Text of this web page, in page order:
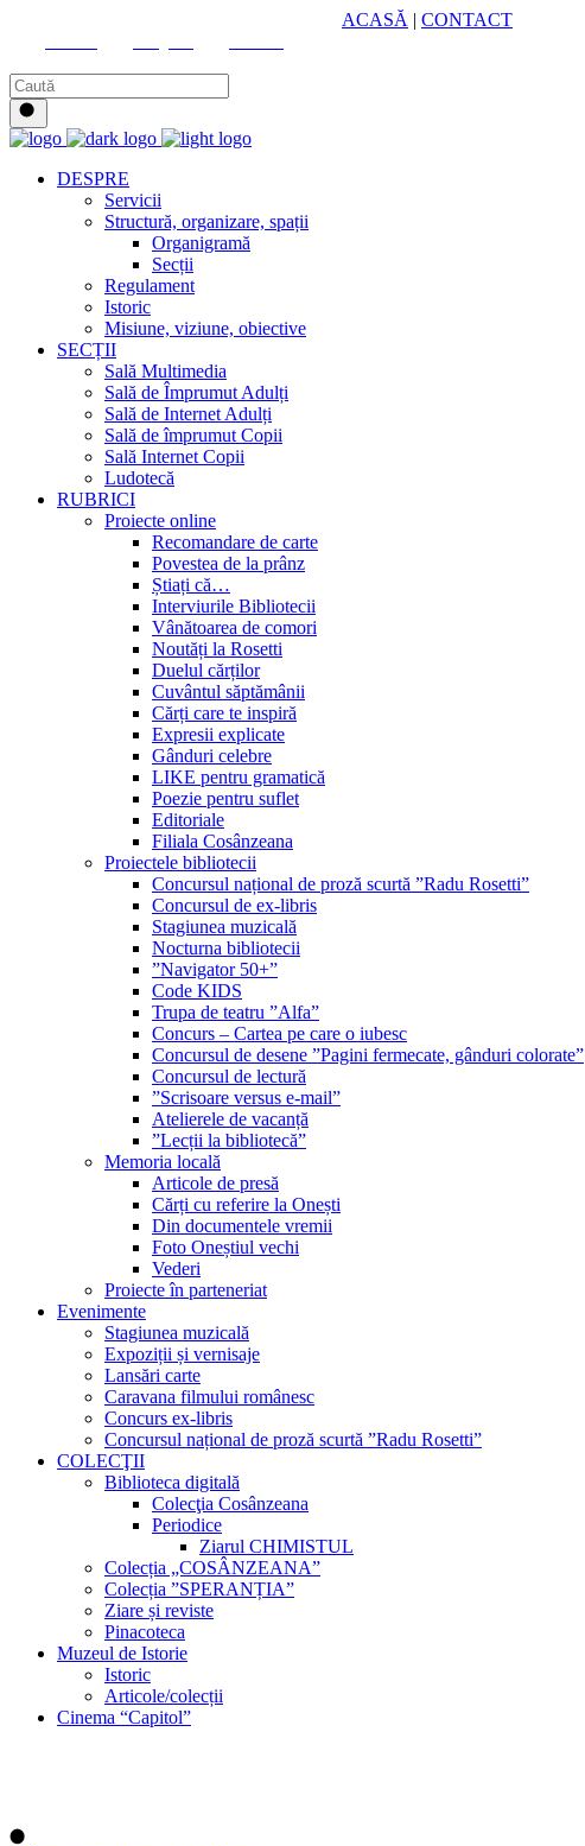
ACASĂ | CONTACT
DESPRE
Servicii
Structură, organizare, spații
Organigramă
Secții
Regulament
Istoric
Misiune, viziune, obiective
SECȚII
Sală Multimedia
Sală de Împrumut Adulți
Sală de Internet Adulți
Sală de împrumut Copii
Sală Internet Copii
Ludotecă
RUBRICI
Proiecte online
Recomandare de carte
Povestea de la prânz
Știați că…
Interviurile Bibliotecii
Vânătoarea de comori
Noutăți la Rosetti
Duelul cărților
Cuvântul săptămânii
Cărți care te inspiră
Expresii explicate
Gânduri celebre
LIKE pentru gramatică
Poezie pentru suflet
Editoriale
Filiala Cosânzeana
Proiectele bibliotecii
Concursul național de proză scurtă ”Radu Rosetti”
Concursul de ex-libris
Stagiunea muzicală
Nocturna bibliotecii
”Navigator 50+”
Code KIDS
Trupa de teatru ”Alfa”
Concurs – Cartea pe care o iubesc
Concursul de desene ”Pagini fermecate, gânduri colorate”
Concursul de lectură
”Scrisoare versus e-mail”
Atelierele de vacanță
”Lecții la bibliotecă”
Memoria locală
Articole de presă
Cărți cu referire la Onești
Din documentele vremii
Foto Oneștiul vechi
Vederi
Proiecte în parteneriat
Evenimente
Stagiunea muzicală
Expoziții și vernisaje
Lansări carte
Caravana filmului românesc
Concurs ex-libris
Concursul național de proză scurtă ”Radu Rosetti”
COLECŢII
Biblioteca digitală
Colecţia Cosânzeana
Periodice
Ziarul CHIMISTUL
Colecția „COSÂNZEANA”
Colecția ”SPERANȚIA”
Ziare și reviste
Pinacoteca
Muzeul de Istorie
Istoric
Articole/colecții
Cinema “Capitol”